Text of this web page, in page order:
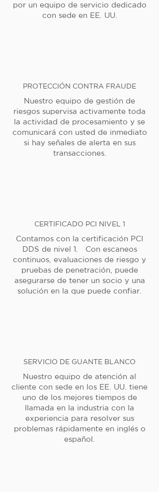
por un equipo de servicio dedicado
con sede en EE. UU.
PROTECCIÓN CONTRA FRAUDE
Nuestro equipo de gestión de
riesgos supervisa activamente toda
la actividad de procesamiento y se
comunicará con usted de inmediato
si hay señales de alerta en sus
transacciones.
CERTIFICADO PCI NIVEL 1
Contamos con la certificación PCI
DDS de nivel 1. Con escaneos
continuos, evaluaciones de riesgo y
pruebas de penetración, puede
asegurarse de tener un socio y una
solución en la que puede confiar.
SERVICIO DE GUANTE BLANCO
Nuestro equipo de atención al
cliente con sede en los EE. UU. tiene
uno de los mejores tiempos de
llamada en la industria con la
experiencia para resolver sus
problemas rápidamente en inglés o
español.